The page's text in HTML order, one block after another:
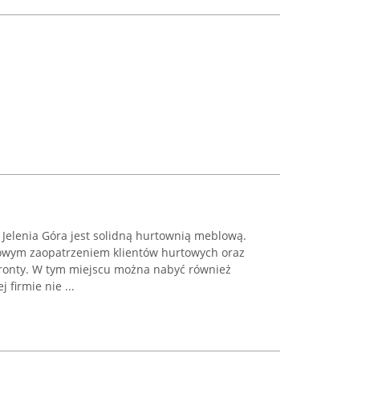
Góra jest solidną hurtownią meblową.
zaopatrzeniem klientów hurtowych oraz
W tym miejscu można nabyć również
firmie nie ...